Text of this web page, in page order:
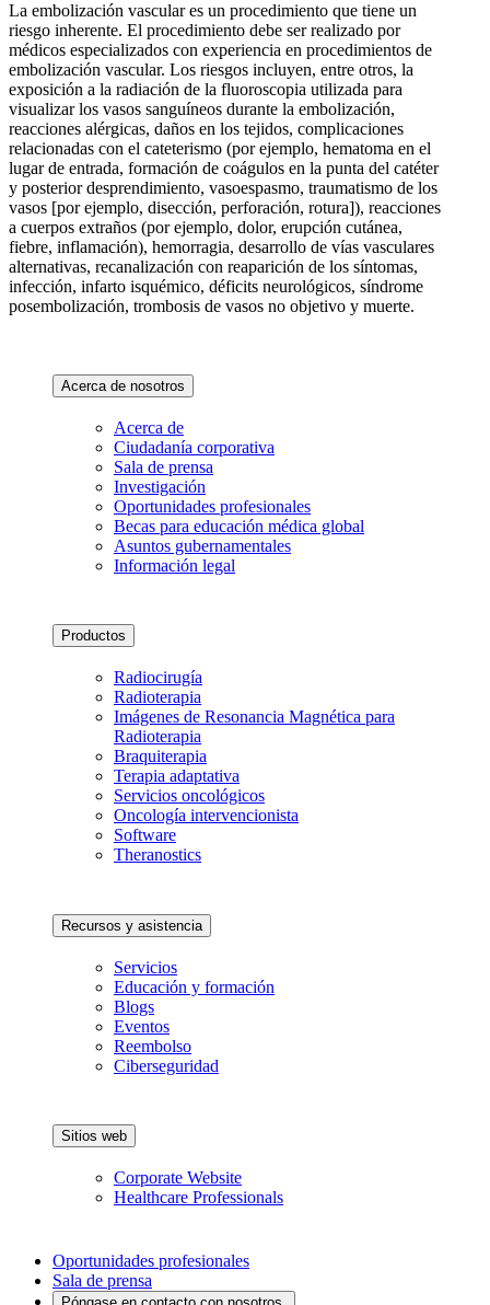
La embolización vascular es un procedimiento que tiene un
riesgo inherente. El procedimiento debe ser realizado por
médicos especializados con experiencia en procedimientos de
embolización vascular. Los riesgos incluyen, entre otros, la
exposición a la radiación de la fluoroscopia utilizada para
visualizar los vasos sanguíneos durante la embolización,
reacciones alérgicas, daños en los tejidos, complicaciones
relacionadas con el cateterismo (por ejemplo, hematoma en el
lugar de entrada, formación de coágulos en la punta del catéter
y posterior desprendimiento, vasoespasmo, traumatismo de los
vasos [por ejemplo, disección, perforación, rotura]), reacciones
a cuerpos extraños (por ejemplo, dolor, erupción cutánea,
fiebre, inflamación), hemorragia, desarrollo de vías vasculares
alternativas, recanalización con reaparición de los síntomas,
infección, infarto isquémico, déficits neurológicos, síndrome
posembolización, trombosis de vasos no objetivo y muerte.
Acerca de nosotros
Acerca de
Ciudadanía corporativa
Sala de prensa
Investigación
Oportunidades profesionales
Becas para educación médica global
Asuntos gubernamentales
Información legal
Productos
Radiocirugía
Radioterapia
Imágenes de Resonancia Magnética para
Radioterapia
Braquiterapia
Terapia adaptativa
Servicios oncológicos
Oncología intervencionista
Software
Theranostics
Recursos y asistencia
Servicios
Educación y formación
Blogs
Eventos
Reembolso
Ciberseguridad
Sitios web
Corporate Website
Healthcare Professionals
Oportunidades profesionales
Sala de prensa